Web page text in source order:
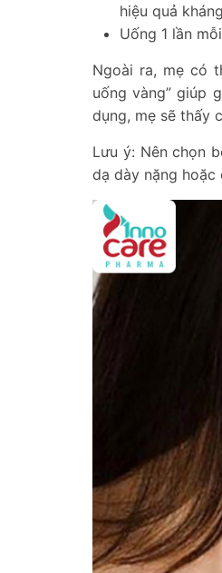
hiệu quả
Uống 1 lần
Ngoài ra, mẹ có
uống vàng” giúp
dụng, mẹ sẽ thấy
Lưu ý: Nên chọn
dạ dày nặng